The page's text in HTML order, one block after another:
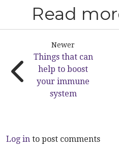
Read
Newer
Things that can
help to boost
your immune
system
Log in to post comments